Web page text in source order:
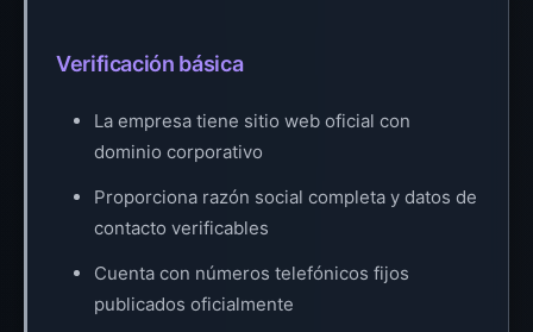
Verificación básica
La empresa tiene sitio web oficial con
dominio corporativo
Proporciona razón social completa y datos de
contacto verificables
Cuenta con números telefónicos fijos
publicados oficialmente